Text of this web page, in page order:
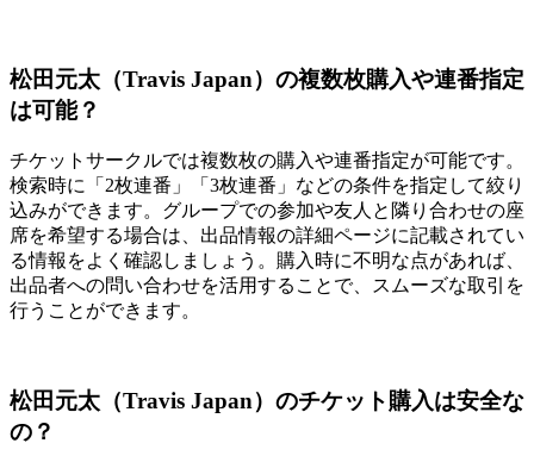
松田元太（Travis Japan）の複数枚購入や連番指定
は可能？
チケットサークルでは複数枚の購入や連番指定が可能です。
検索時に「2枚連番」「3枚連番」などの条件を指定して絞り
込みができます。グループでの参加や友人と隣り合わせの座
席を希望する場合は、出品情報の詳細ページに記載されてい
る情報をよく確認しましょう。購入時に不明な点があれば、
出品者への問い合わせを活用することで、スムーズな取引を
行うことができます。
松田元太（Travis Japan）のチケット購入は安全な
の？